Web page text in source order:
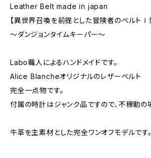
Leather Belt made in japan
【異世界召喚を前提とした冒険者のベルトⅠ
～ダンジョンタイムキーパー～
Labo職人によるハンドメイドです。
Alice Blancheオリジナルのレザーベルト
完全一点物です。
付属の時計はジャンク品ですので、不稼動の
牛革を主素材とした完全ワンオフモデルです。